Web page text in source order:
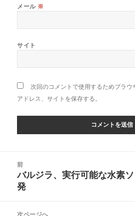
メール ※
サイト
次回のコメントで使用するためブラ
アドレス、サイトを保存する。
前
前
の
稿:
バルジラ、実行可能な水素
発
次ページへ